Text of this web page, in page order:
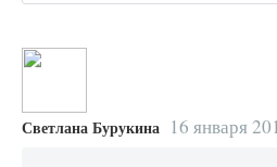
Светлана Бурукина 16 января